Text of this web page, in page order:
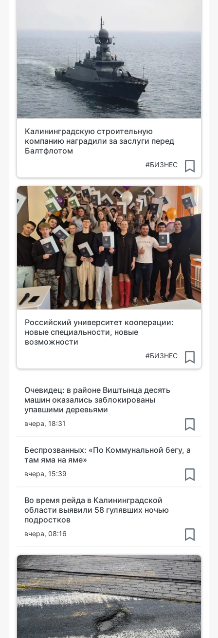
Калининградскую строительную
компанию наградили за заслуги перед
Балтфлотом
#БИЗНЕС
Российский университет кооперации:
новые специальности, новые
возможности
#БИЗНЕС
Очевидец: в районе Виштынца десять
машин оказались заблокированы
упавшими деревьями
вчера, 18:31
Беспрозванных: «По Коммунальной бегу, а
там яма на яме»
вчера, 15:39
Во время рейда в Калининградской
области выявили 58 гулявших ночью
подростков
вчера, 08:16